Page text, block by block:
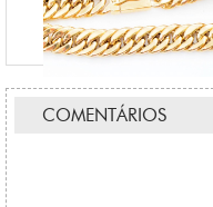
COMENTÁRIOS